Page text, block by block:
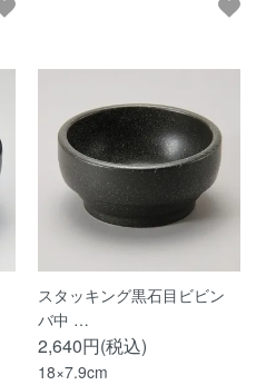
スタッキング黒石目ビビン
バ中 …
2,640円(税込)
18×7.9cm